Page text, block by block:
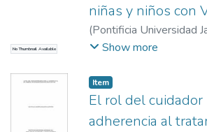
No Thumbnail Available
niñas y niños con
(Pontificia Universidad
Navia, Ana María
Show more
Item
El rol del cuidador
adherencia al